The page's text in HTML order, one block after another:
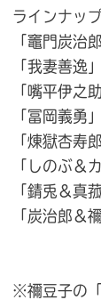
ラインナッ
「竈門炭治郎
「我妻善逸」
「嘴平伊之助
「冨岡義勇」
「煉獄杏寿郎
「しのぶ＆
「錆兎＆真菰
「炭治郎＆
※禰豆子の